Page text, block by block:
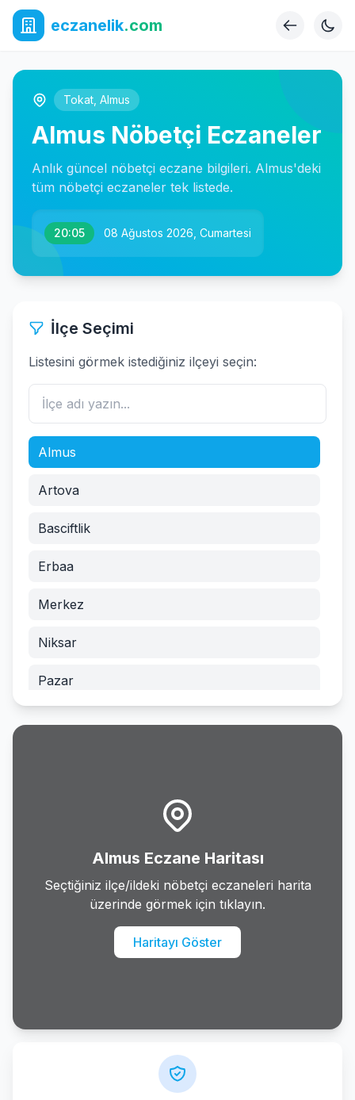
eczanelik.com
Tokat Almus
Almus Nöbetçi Eczaneler
Anlık güncel nöbetçi eczane bilgileri. Almus'deki
tüm nöbetçi eczaneler tek listede.
20:05 08 Ağustos 2026, Cumartesi
İlçe Seçimi
Listesini görmek istediğiniz ilçeyi seçin:
Almus
Artova
Basciftlik
Erbaa
Merkez
Niksar
Pazar
Almus Eczane Haritası
Seçtiğiniz ilçe/ildeki nöbetçi eczaneleri harita
üzerinde görmek için tıklayın.
Haritayı Göster